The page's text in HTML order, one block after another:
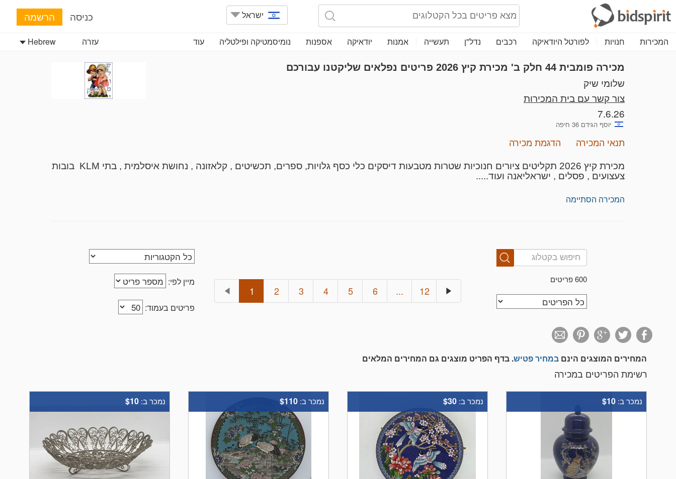
ישראל כניסה הרשמה
המכירות חנויות לפורטל היודאיקה רכבים נדל"ן תעשייה אמנות יודאיקה אספנות נומיסמטיקה ופילטליה עוד Hebrew עזרה
מכירה פומבית 44 חלק ב' מכירת קיץ 2026 פריטים נפלאים שליקטנו עבורכם
שלומי שיק
צור קשר עם בית המכירות
7.6.26
יוסף הגידם 36 חיפה
תנאי המכירה הדגמת מכירה
מכירת קיץ 2026 תקליטים ציורים חנוכיות שטרות מטבעות דיסקים כלי כסף גלויות, ספרים, תכשיטים , קלאזונה , נחושת איסלמית , בתי KLM בובות
צעצועים , פסלים , ישראליאנה ועוד.....
המכירה הסתיימה
600 פריטים מיין לפי:
פריטים בעמוד:
1 2 3 4 5 6 ... 12
המחירים המוצגים הינם במחיר פטיש. בדף הפריט מוצגים גם המחירים המלאים
רשימת הפריטים במכירה
נמכר ב: $10 נמכר ב: $30 נמכר ב: $110 נמכר ב: $10